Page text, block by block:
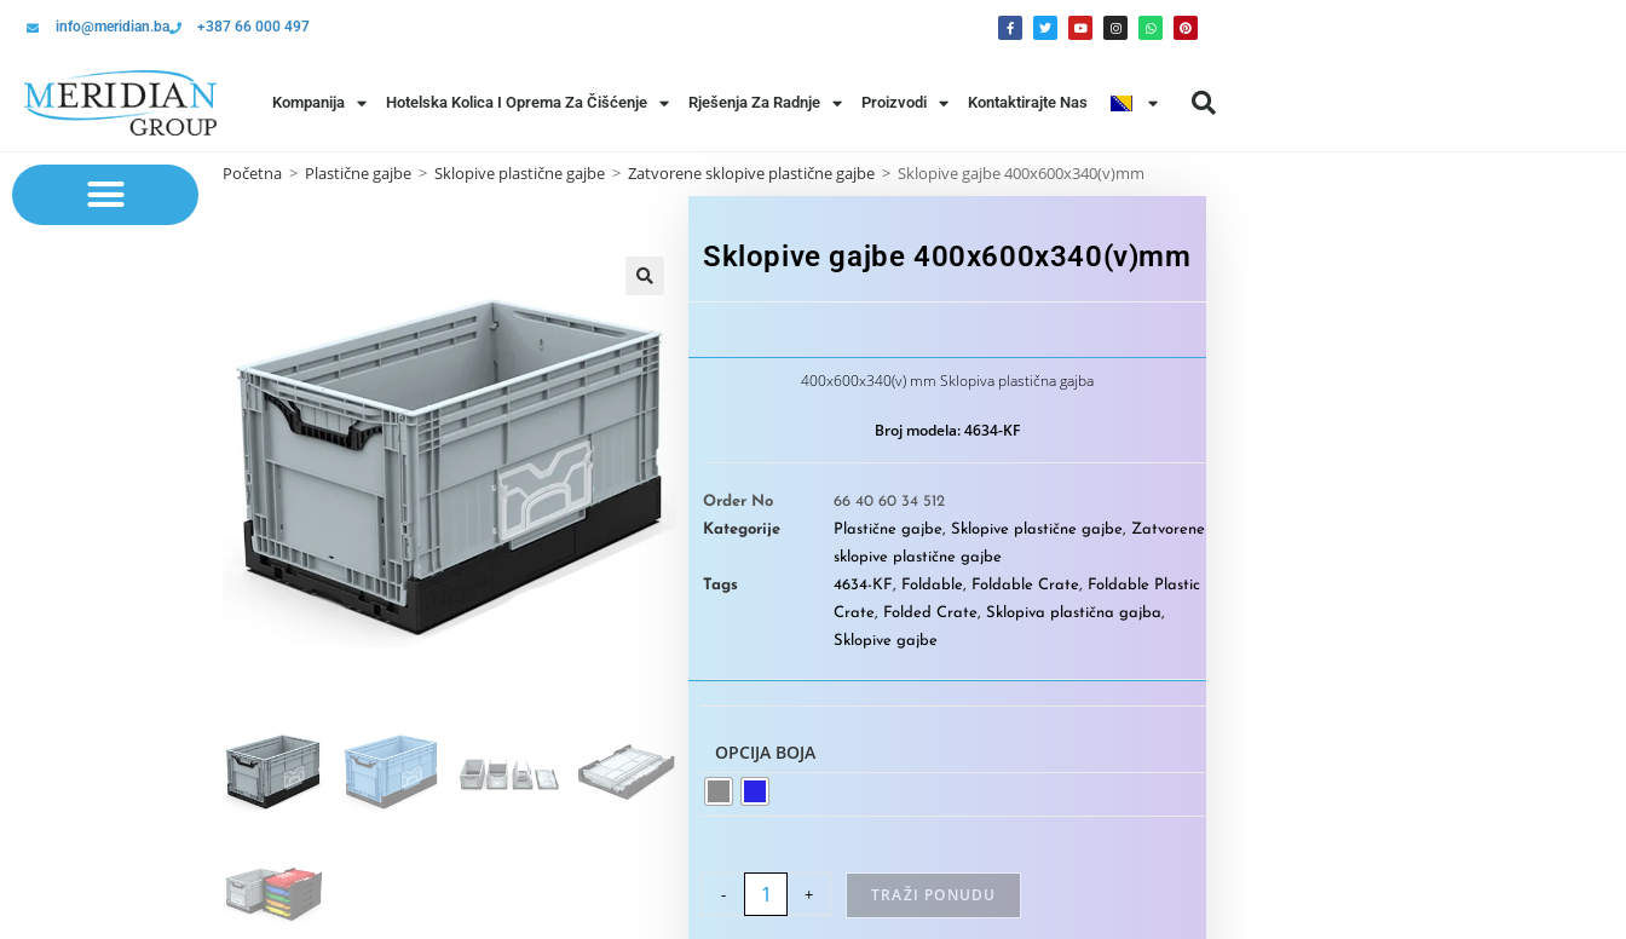
info@meridian.ba +387 66 000 497
Kompanija Hotelska Kolica I Oprema Za Čišćenje Rješenja Za Radnje Proizvodi Kontaktirajte Nas
Početna > Plastične gajbe > Sklopive plastične gajbe > Zatvorene sklopive plastične gajbe > Sklopive gajbe 400x600x340(v)mm
Sklopive gajbe 400x600x340(v)mm
400x600x340(v) mm Sklopiva plastična gajba
Broj modela: 4634-KF
Order No
66 40 60 34 512
Kategorije
Plastične gajbe, Sklopive plastične gajbe, Zatvorene
sklopive plastične gajbe
Tags
4634-KF, Foldable, Foldable Crate, Foldable Plastic
Crate, Folded Crate, Sklopiva plastična gajba,
Sklopive gajbe
OPCIJA BOJA
- + TRAŽI PONUDU